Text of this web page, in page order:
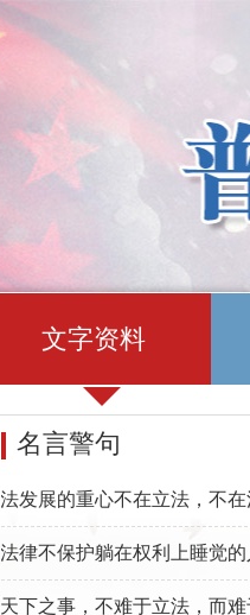
文字资料
名言警句
法发展的重心不在立法，不
在司法判决，而在社会本身。
法律不保护躺在权利上睡觉
天下之事，不难于立法，而